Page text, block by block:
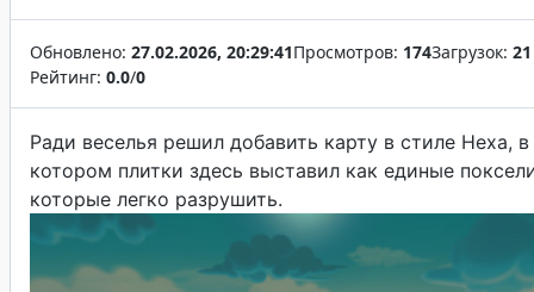
Обновлено: 27.02.2026, 20:29:41Просмотров: 174Загрузок: 21
Рейтинг: 0.0/0
Ради веселья решил добавить карту в стиле Hexa, в
котором плитки здесь выставил как единые
которые легко разрушить.